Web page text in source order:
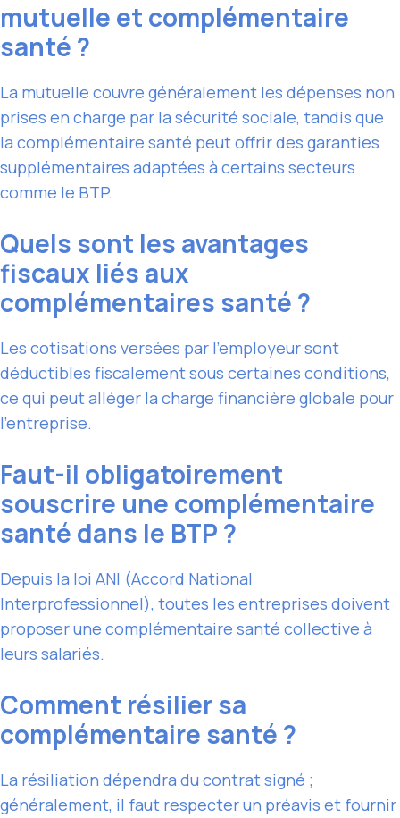
mutuelle et complémentaire
santé ?
La mutuelle couvre généralement les dépenses non
prises en charge par la sécurité sociale, tandis que
la complémentaire santé peut offrir des garanties
supplémentaires adaptées à certains secteurs
comme le BTP.
Quels sont les avantages
fiscaux liés aux
complémentaires santé ?
Les cotisations versées par l’employeur sont
déductibles fiscalement sous certaines conditions,
ce qui peut alléger la charge financière globale pour
l’entreprise.
Faut-il obligatoirement
souscrire une complémentaire
santé dans le BTP ?
Depuis la loi ANI (Accord National
Interprofessionnel), toutes les entreprises doivent
proposer une complémentaire santé collective à
leurs salariés.
Comment résilier sa
complémentaire santé ?
La résiliation dépendra du contrat signé ;
généralement, il faut respecter un préavis et fournir